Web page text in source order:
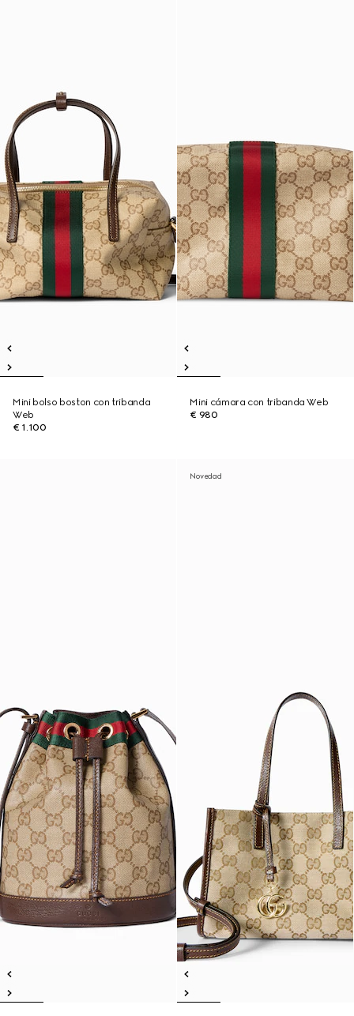
Mini bolso boston con tribanda
Web
€ 1.100
Mini cámara con tribanda Web
€ 980
Novedad